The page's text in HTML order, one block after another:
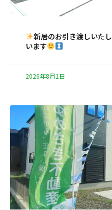
新居のお引き渡しいた
います
2026年8月1日